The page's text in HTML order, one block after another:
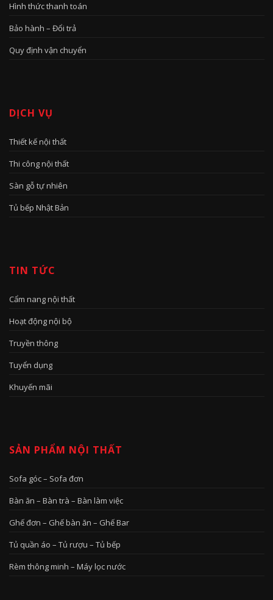
Hình thức thanh toán
Bảo hành – Đổi trả
Quy định vận chuyển
DỊCH VỤ
Thiết kế nội thất
Thi công nội thất
Sàn gỗ tự nhiên
Tủ bếp Nhật Bản
TIN TỨC
Cẩm nang nội thất
Hoạt động nội bộ
Truyền thông
Tuyển dụng
Khuyến mãi
SẢN PHẨM NỘI THẤT
Sofa góc – Sofa đơn
Bàn ăn – Bàn trà – Bàn làm việc
Ghế đơn – Ghế bàn ăn – Ghế Bar
Tủ quần áo – Tủ rượu – Tủ bếp
Rèm thông minh – Máy lọc nước